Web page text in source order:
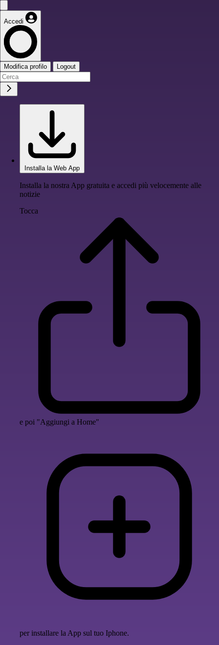
Accedi
Modifica profilo Logout
Installa la Web App
Installa la nostra App gratuita e accedi più velocemente alle
notizie
Tocca
e poi "Aggiungi a Home"
per installare la App sul tuo Iphone.